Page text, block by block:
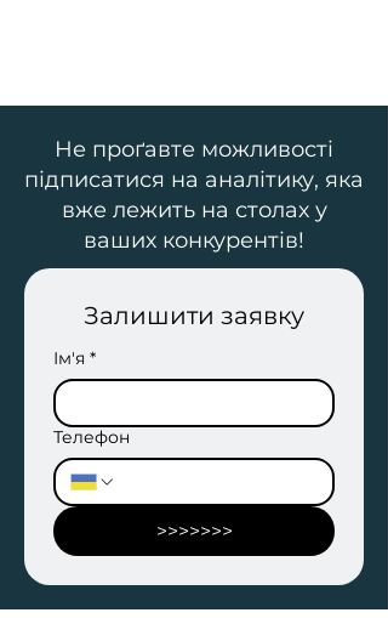
Не проґавте можливості
підписатися на аналітику, яка
вже лежить на столах у
ваших конкурентів!
Залишити заявку
Ім'я *
Телефон
>>>>>>>